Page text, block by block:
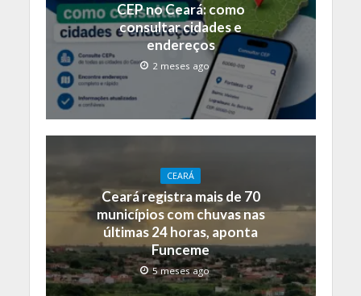
CEP no Ceará: como
consultar cidades e
endereços
2 meses ago
CEARÁ
Ceará registra mais de 70
municípios com chuvas nas
últimas 24 horas, aponta
Funceme
5 meses ago